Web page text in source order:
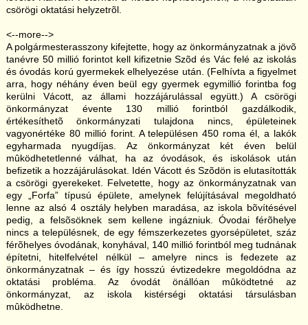
csörögi oktatási helyzetrõl.
<--more-->
A polgármesterasszony kifejtette, hogy az önkormányzatnak a jövõ
tanévre 50 millió forintot kell kifizetnie Szõd és Vác felé az iskolás
és óvodás korú gyermekek elhelyezése után. (Felhívta a figyelmet
arra, hogy néhány éven beül egy gyermek egymillió forintba fog
kerülni Vácott, az állami hozzájárulással együtt.) A csörögi
önkormányzat évente 130 millió forintból gazdálkodik,
értékesíthetõ önkormányzati tulajdona nincs, épületeinek
vagyonértéke 80 millió forint. A településen 450 roma él, a lakók
egyharmada nyugdíjas. Az önkormányzat két éven belül
mûködhetetlenné válhat, ha az óvodások, és iskolások után
befizetik a hozzájárulásokat. Idén Vácott és Szõdön is elutasították
a csörögi gyerekeket. Felvetette, hogy az önkormányzatnak van
egy „Forfa” típusú épülete, amelynek felújításával megoldható
lenne az alsó 4 osztály helyben maradása, az iskola bõvítésével
pedig, a felsõsöknek sem kellene ingázniuk. Óvodai férõhelye
nincs a településnek, de egy fémszerkezetes gyorsépületet, száz
férõhelyes óvodának, konyhával, 140 millió forintból meg tudnának
építetni, hitelfelvétel nélkül – amelyre nincs is fedezete az
önkormányzatnak – és így hosszú évtizedekre megoldódna az
oktatási probléma. Az óvodát önállóan mûködtetné az
önkormányzat, az iskola kistérségi oktatási társulásban
mûködhetne.